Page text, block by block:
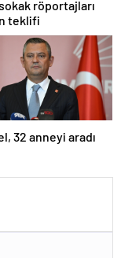
sokak röportajları
teklifi
32 anneyi aradı